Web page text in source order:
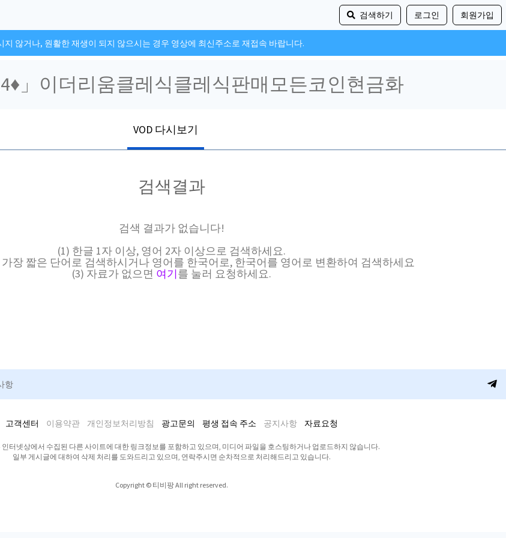
검색하기 로그인 회원가입
지 않거나, 원활한 재생이 되지 않으시는 경우 영상에 최신주소로 재접속 바랍니다.
VOD 다시보기
검색결과
검색 결과가 없습니다!
(1) 한글 1자 이상, 영어 2자 이상으로 검색하세요.
장 짧은 단어로 검색하시거나 영어를 한국어로, 한국어를 영어로 변환하여 검색하세요
(3) 자료가 없으면 여기를 눌러 요청하세요.
항
고객센터 이용약관 개인정보처리방침 광고문의 평생 접속 주소 공지사항 자료요청
인터넷상에서 수집된 다른 사이트에 대한 링크정보를 포함하고 있으며, 미디어 파일을 호스팅하거나 업로드하지 않습니다.
일부 게시글에 대하여 삭제 처리를 도와드리고 있으며, 연락주시면 순차적으로 처리해드리고 있습니다.
Copyright © 티비팡 All right reserved.